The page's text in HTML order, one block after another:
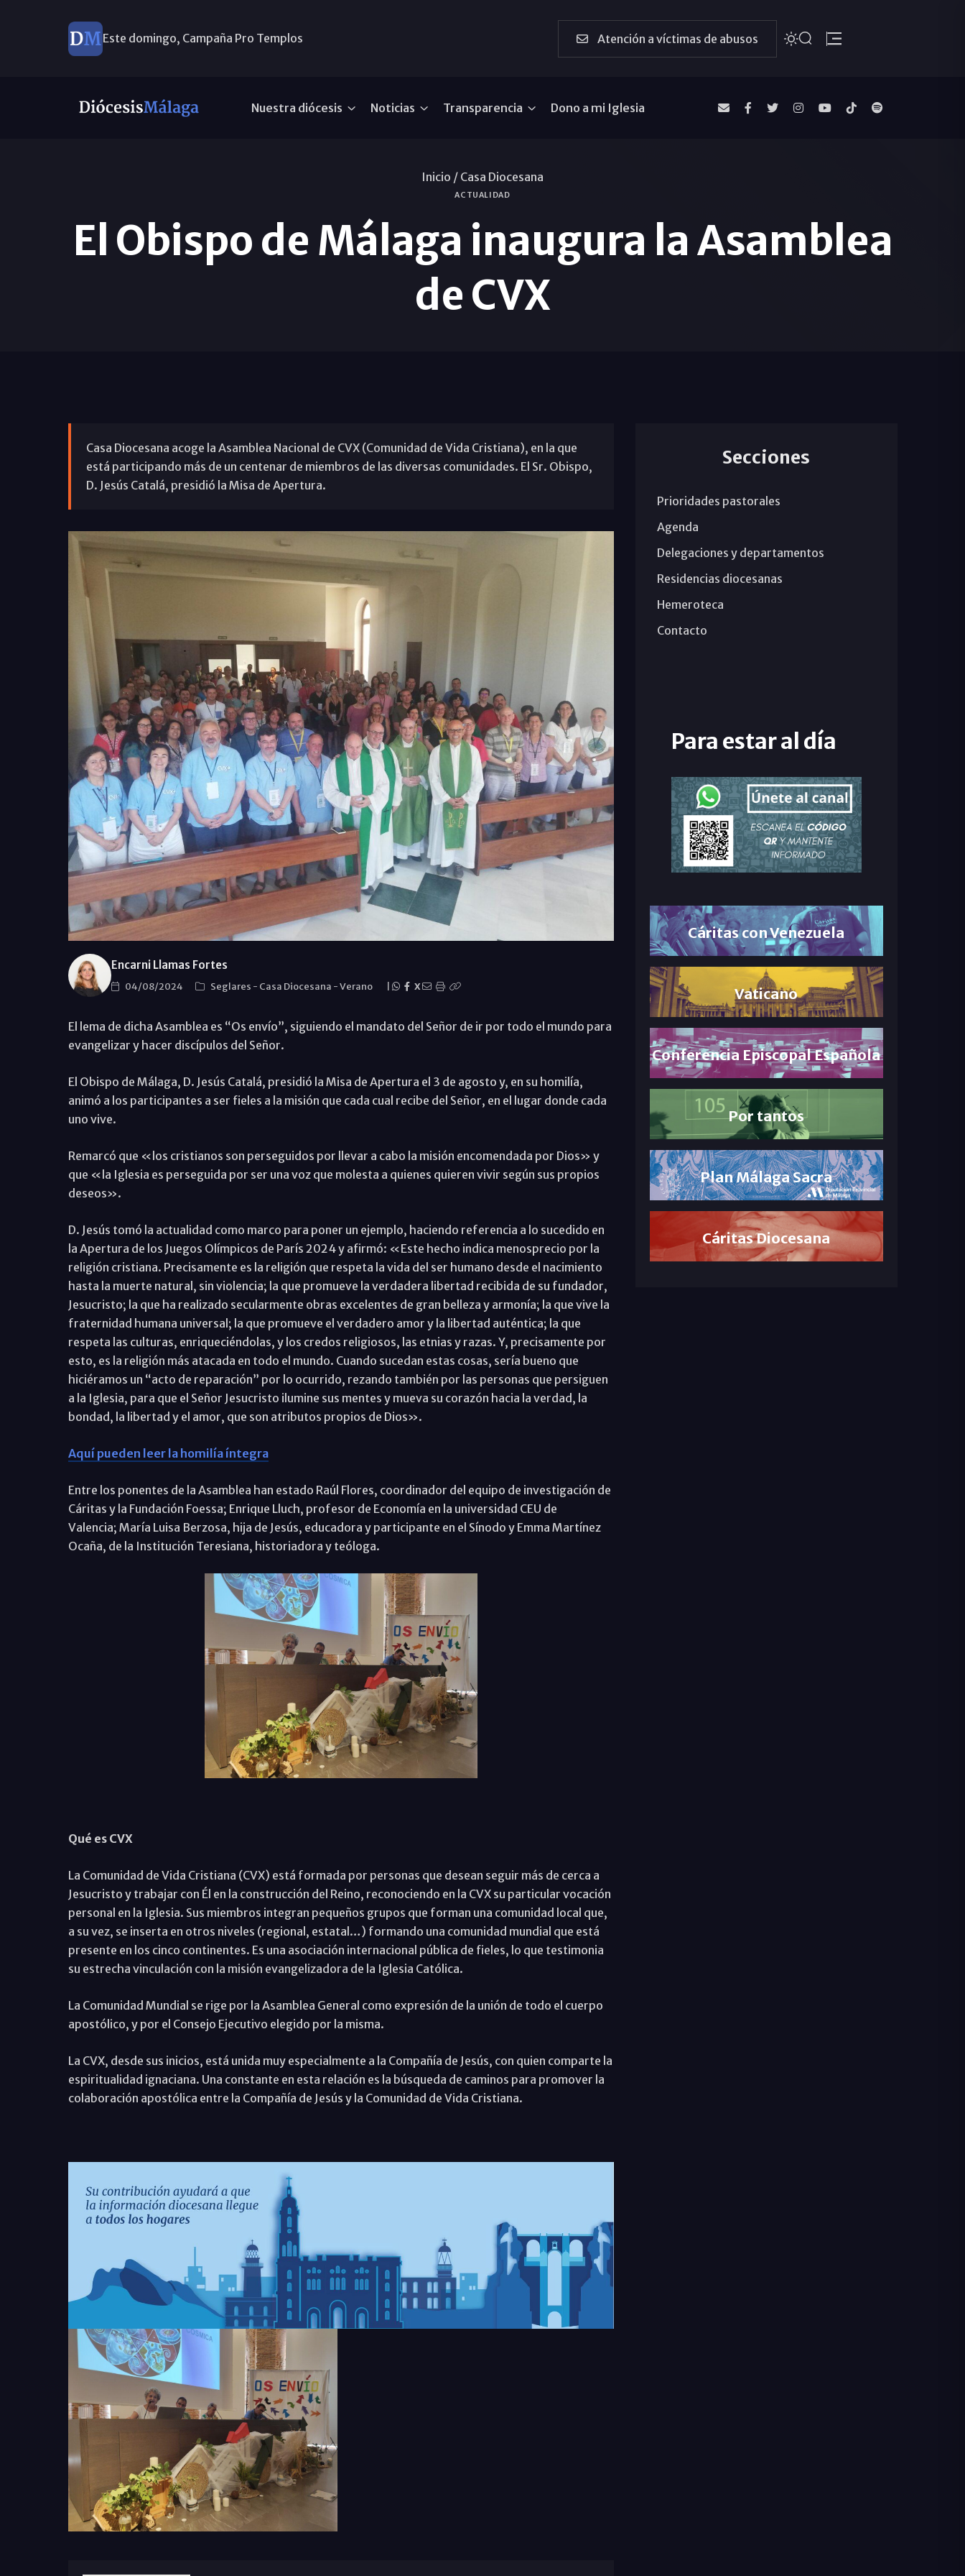
Este domingo, Campaña Pro Templos Atención a víctimas de abusos
Nuestra diócesis Noticias Transparencia Dono a mi Iglesia
Inicio / Casa Diocesana
ACTUALIDAD
El Obispo de Málaga inaugura la Asamblea
de CVX
Casa Diocesana acoge la Asamblea Nacional de CVX (Comunidad de Vida Cristiana), en la que
está participando más de un centenar de miembros de las diversas comunidades. El Sr. Obispo,
D. Jesús Catalá, presidió la Misa de Apertura.
Encarni Llamas Fortes
04/08/2024 Seglares - Casa Diocesana -Verano X
El lema de dicha Asamblea es “Os envío”, siguiendo el mandato del Señor de ir por todo el mundo para
evangelizar y hacer discípulos del Señor.
El Obispo de Málaga, D. Jesús Catalá, presidió la Misa de Apertura el 3 de agosto y, en su homilía,
animó a los participantes a ser fieles a la misión que cada cual recibe del Señor, en el lugar donde cada
uno vive.
Remarcó que «los cristianos son perseguidos por llevar a cabo la misión encomendada por Dios» y
que «la Iglesia es perseguida por ser una voz que molesta a quienes quieren vivir según sus propios
deseos».
D. Jesús tomó la actualidad como marco para poner un ejemplo, haciendo referencia a lo sucedido en
la Apertura de los Juegos Olímpicos de París 2024 y afirmó: «Este hecho indica menosprecio por la
religión cristiana. Precisamente es la religión que respeta la vida del ser humano desde el nacimiento
hasta la muerte natural, sin violencia; la que promueve la verdadera libertad recibida de su fundador,
Jesucristo; la que ha realizado secularmente obras excelentes de gran belleza y armonía; la que vive la
fraternidad humana universal; la que promueve el verdadero amor y la libertad auténtica; la que
respeta las culturas, enriqueciéndolas, y los credos religiosos, las etnias y razas. Y, precisamente por
esto, es la religión más atacada en todo el mundo. Cuando sucedan estas cosas, sería bueno que
hiciéramos un “acto de reparación” por lo ocurrido, rezando también por las personas que persiguen
a la Iglesia, para que el Señor Jesucristo ilumine sus mentes y mueva su corazón hacia la verdad, la
bondad, la libertad y el amor, que son atributos propios de Dios».
Aquí pueden leer la homilía íntegra
Entre los ponentes de la Asamblea han estado Raúl Flores, coordinador del equipo de investigación de
Cáritas y la Fundación Foessa; Enrique Lluch, profesor de Economía en la universidad CEU de
Valencia; María Luisa Berzosa, hija de Jesús, educadora y participante en el Sínodo y Emma Martínez
Ocaña, de la Institución Teresiana, historiadora y teóloga.
Qué es CVX
La Comunidad de Vida Cristiana (CVX) está formada por personas que desean seguir más de cerca a
Jesucristo y trabajar con Él en la construcción del Reino, reconociendo en la CVX su particular vocación
personal en la Iglesia. Sus miembros integran pequeños grupos que forman una comunidad local que,
a su vez, se inserta en otros niveles (regional, estatal…) formando una comunidad mundial que está
presente en los cinco continentes. Es una asociación internacional pública de fieles, lo que testimonia
su estrecha vinculación con la misión evangelizadora de la Iglesia Católica.
La Comunidad Mundial se rige por la Asamblea General como expresión de la unión de todo el cuerpo
apostólico, y por el Consejo Ejecutivo elegido por la misma.
La CVX, desde sus inicios, está unida muy especialmente a la Compañía de Jesús, con quien comparte la
espiritualidad ignaciana. Una constante en esta relación es la búsqueda de caminos para promover la
colaboración apostólica entre la Compañía de Jesús y la Comunidad de Vida Cristiana.
Secciones
Prioridades pastorales
Agenda
Delegaciones y departamentos
Residencias diocesanas
Hemeroteca
Contacto
Para estar al día
Cáritas con Venezuela
Vaticano
Conferencia Episcopal Española
Por tantos
Plan Málaga Sacra
Cáritas Diocesana